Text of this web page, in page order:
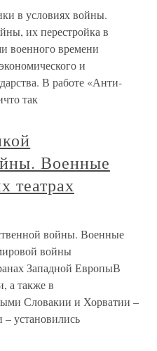
в условиях войны.
их перестройка в
военного времени
и
В работе «Анти-
так
Военные
театрах
войны. Военные
войны
Западной ЕвропыВ
а также в
Словакии и Хорватии –
установились